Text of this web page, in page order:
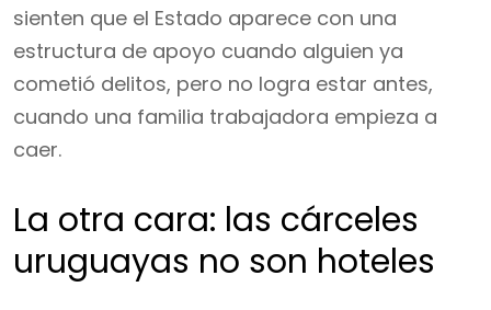
sienten que el Estado aparece con una
estructura de apoyo cuando alguien ya
cometió delitos, pero no logra estar antes,
cuando una familia trabajadora empieza a
caer.
La otra cara: las cárceles
uruguayas no son hoteles